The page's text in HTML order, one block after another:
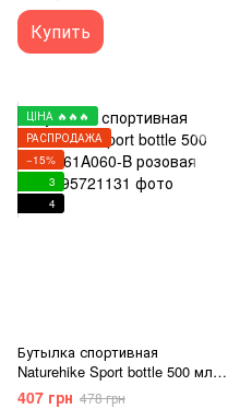
Купить
ЦІНА 🔥🔥🔥
РАСПРОДАЖА
−15%
3
4
Бутылка спортивная
Naturehike Sport bottle 500 мл
NH61A060-B розовая
407 грн 478 грн